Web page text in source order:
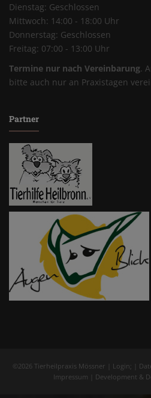
Dienstag: Geschlossen
Mittwoch: 14:00 - 18:00 Uhr
Donnerstag: Geschlossen
Freitag: 07:00 - 13:00 Uhr
Termine nur nach Vereinbarung.
bitte auch nur an Praxistagen
Partner
©2026 Tierheilpraxis Mössner | Login; |
Impressum | Development &